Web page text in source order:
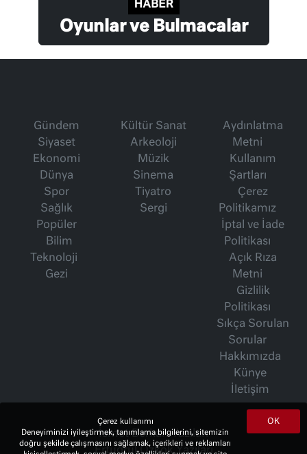
Oyunlar ve Bulmacalar
Gündem
Siyaset
Ekonomi
Dünya
Spor
Sağlık
Popüler
Bilim
Teknoloji
Gezi
Kültür Sanat
Arkeoloji
Müzik
Sinema
Tiyatro
Sergi
Aydınlatma
Metni
Kullanım
Şartları
Çerez
Politikamız
İptal ve İade
Politikası
Açık Rıza
Metni
Gizlilik
Politikası
Sıkça Sorulan
Sorular
Hakkımızda
Künye
İletişim
İsmet Berkan Yazıları
Ertuğrul Özkök Yazıları
OK
Çerez kullanımı
Deneyiminizi iyileştirmek, tanımlama bilgilerini, sitemizin
doğru şekilde çalışmasını sağlamak, içerikleri ve reklamları